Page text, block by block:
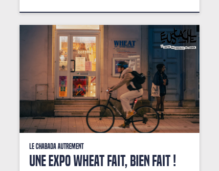
Le Chabada autrement
Une expo wheat fait, bien fait !